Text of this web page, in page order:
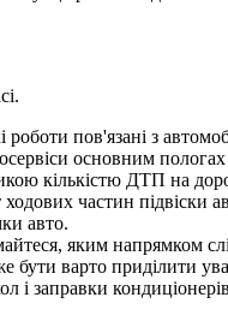
роботи пов'язані з
основним
кількістю ДТП на
частин підвіски
авто.
яким напрямком
бути варто приділити
і заправки